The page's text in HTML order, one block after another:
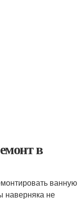
в
ванную
наверняка не